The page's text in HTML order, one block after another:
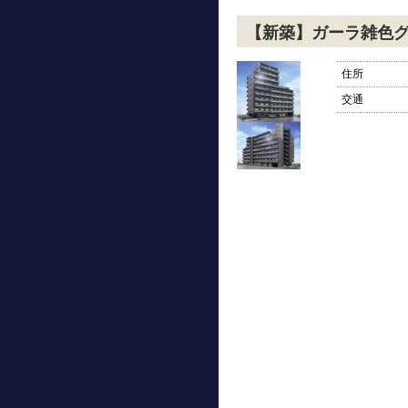
【新築】ガーラ雑色
住所
交通